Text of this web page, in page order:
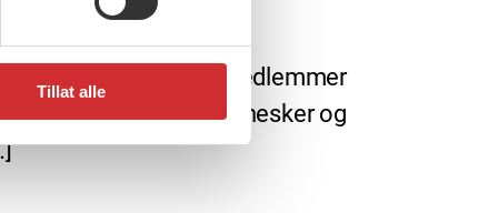
Tillat alle
fra FO
eneste dag bidrar FO-medlemmer
en forskjell for mennesker og